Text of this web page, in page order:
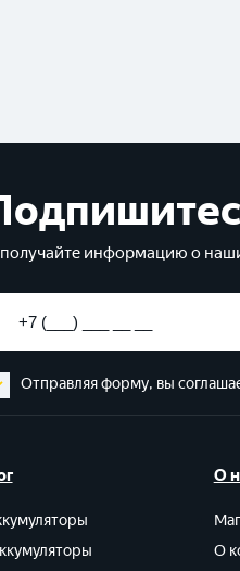
информацию о
Отправляя форму, вы
О
О